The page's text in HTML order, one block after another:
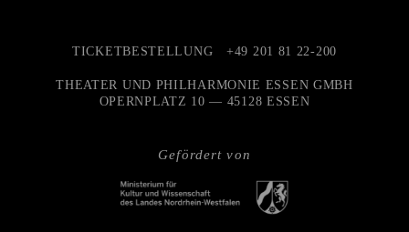
Gefördert von
TICKETBESTELLUNG +49 201 81 22-200
THEATER UND PHILHARMONIE ESSEN GMBH
OPERNPLATZ 10 — 45128 ESSEN